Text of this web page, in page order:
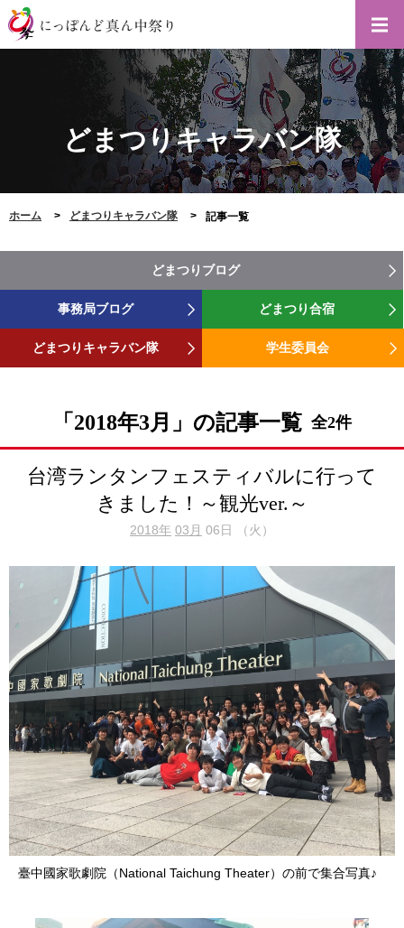
どまつりキャラバン隊
ホーム どまつりキャラバン隊 記事一覧
どまつりブログ
事務局ブログ どまつり合宿
どまつりキャラバン隊 学生委員会
「2018年3月」の記事一覧 全2件
台湾ランタンフェスティバルに行って
きました！～観光ver.～
2018年 03月 06日 （火）
臺中國家歌劇院（National Taichung Theater）の前で集合写真♪